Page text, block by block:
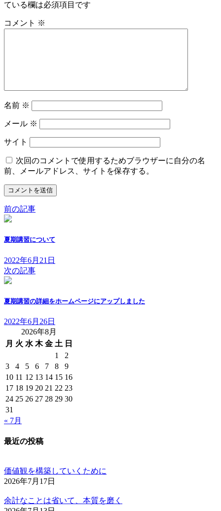
ている欄は必須項目です
コメント ※
名前 ※
メール ※
サイト
次回のコメントで使用するためブラウザーに自分の名
前、メールアドレス、サイトを保存する。
前の記事
夏期講習について
2022年6月21日
次の記事
夏期講習の詳細をホームページにアップしました
2022年6月26日
2026年8月
月 火 水 木 金 土 日
1
2
3
4 5 6 7 8
9
10 11 12 13 14 15 16
17 18 19 20 21 22 23
24 25 26 27 28 29 30
31
« 7月
最近の投稿
価値観を構築していくために
2026年7月17日
余計なことは省いて、本質を磨く